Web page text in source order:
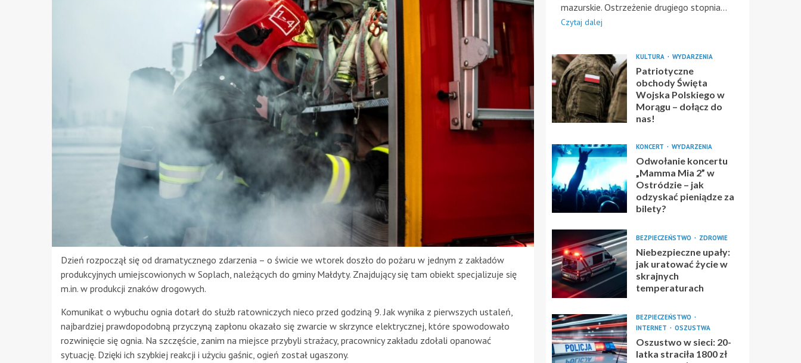
Dzień rozpoczął się od dramatycznego zdarzenia – o świcie we wtorek doszło do pożaru w jednym z zakładów
produkcyjnych umiejscowionych w Soplach, należących do gminy Małdyty. Znajdujący się tam obiekt specjalizuje się
m.in. w produkcji znaków drogowych.
Komunikat o wybuchu ognia dotarł do służb ratowniczych nieco przed godziną 9. Jak wynika z pierwszych ustaleń,
najbardziej prawdopodobną przyczyną zapłonu okazało się zwarcie w skrzynce elektrycznej, które spowodowało
rozwinięcie się ognia. Na szczęście, zanim na miejsce przybyli strażacy, pracownicy zakładu zdołali opanować
sytuację. Dzięki ich szybkiej reakcji i użyciu gaśnic, ogień został ugaszony.
mazurskie. Ostrzeżenie drugiego stopnia...
Czytaj dalej
KULTURA WYDARZENIA
Patriotyczne
obchody Święta
Wojska Polskiego w
Morągu – dołącz do
nas!
KONCERT WYDARZENIA
Odwołanie koncertu
„Mamma Mia 2” w
Ostródzie – jak
odzyskać pieniądze za
bilety?
BEZPIECZEŃSTWO ZDROWIE
Niebezpieczne upały:
jak uratować życie w
skrajnych
temperaturach
BEZPIECZEŃSTWO
INTERNET
OSZUSTWA
Oszustwo w sieci: 20-
latka straciła 1800 zł